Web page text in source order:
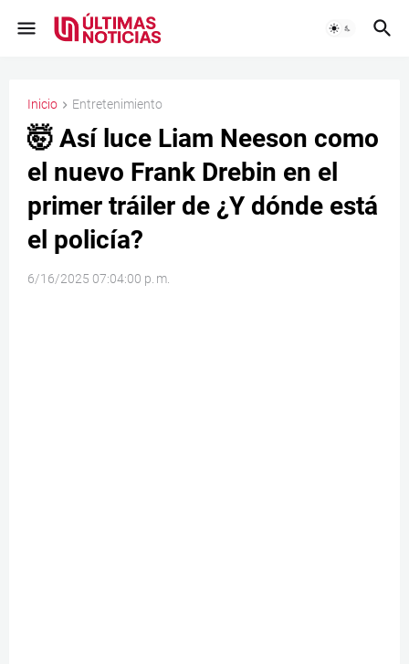
Inicio Entretenimiento
🤯 Así luce Liam Neeson como
el nuevo Frank Drebin en el
primer tráiler de ¿Y dónde está
el policía?
6/16/2025 07:04:00 p. m.